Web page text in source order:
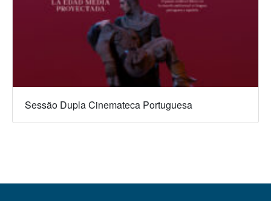
Sessão Dupla Cinemateca Portuguesa